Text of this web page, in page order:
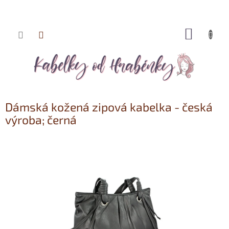
Přejít
Dámská kožená zipová kabelka - česká
výroba; černá